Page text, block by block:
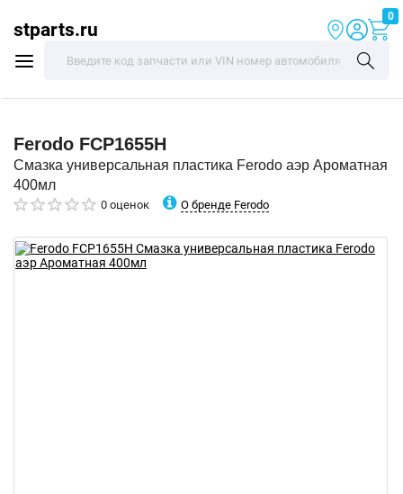
stparts.ru
0
Ferodo FCP1655H
Смазка универсальная пластика Ferodo аэр Ароматная
400мл
0 оценок О бренде Ferodo